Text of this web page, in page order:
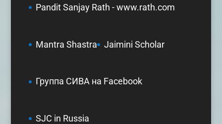
Pandit Sanjay Rath - www.rath.com
Mantra Shastra Jaimini Scholar
Группа СИВА на Facebook
SJC in Russia